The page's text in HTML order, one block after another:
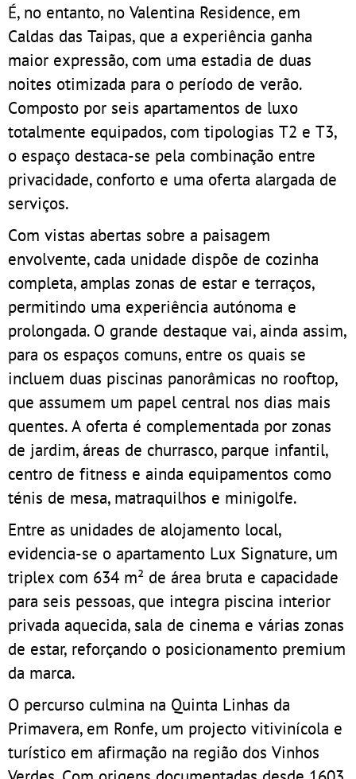
É, no entanto, no Valentina Residence, em
Caldas das Taipas, que a experiência ganha
maior expressão, com uma estadia de duas
noites otimizada para o período de verão.
Composto por seis apartamentos de luxo
totalmente equipados, com tipologias T2 e T3,
o espaço destaca-se pela combinação entre
privacidade, conforto e uma oferta alargada de
serviços.
Com vistas abertas sobre a paisagem
envolvente, cada unidade dispõe de cozinha
completa, amplas zonas de estar e terraços,
permitindo uma experiência autónoma e
prolongada. O grande destaque vai, ainda assim,
para os espaços comuns, entre os quais se
incluem duas piscinas panorâmicas no rooftop,
que assumem um papel central nos dias mais
quentes. A oferta é complementada por zonas
de jardim, áreas de churrasco, parque infantil,
centro de fitness e ainda equipamentos como
ténis de mesa, matraquilhos e minigolfe.
Entre as unidades de alojamento local,
evidencia-se o apartamento Lux Signature, um
triplex com 634 m² de área bruta e capacidade
para seis pessoas, que integra piscina interior
privada aquecida, sala de cinema e várias zonas
de estar, reforçando o posicionamento premium
da marca.
O percurso culmina na Quinta Linhas da
Primavera, em Ronfe, um projecto vitivinícola e
turístico em afirmação na região dos Vinhos